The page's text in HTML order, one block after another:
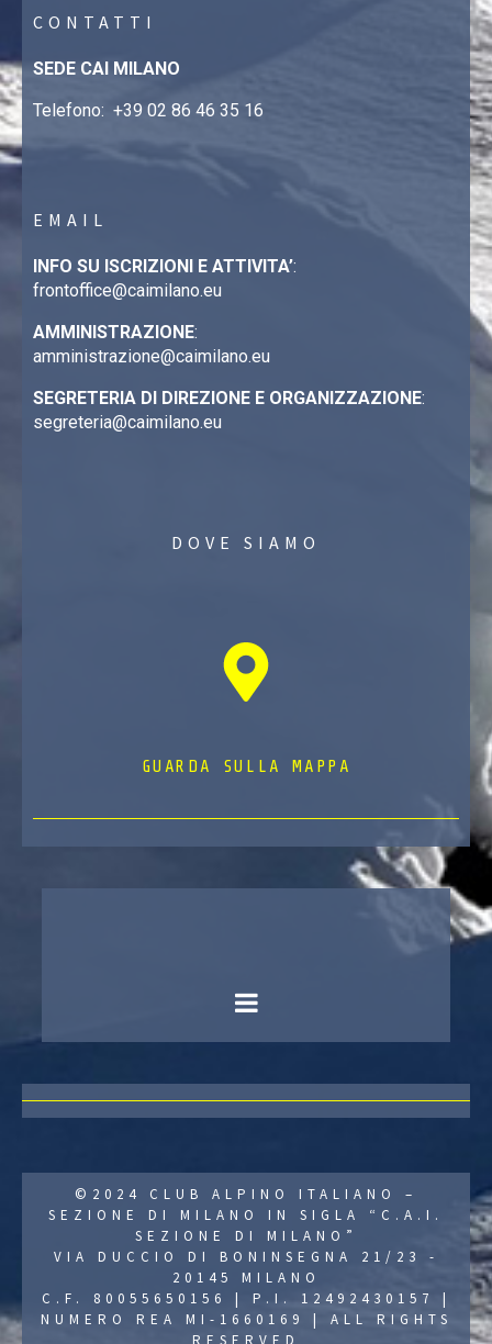
CONTATTI
SEDE CAI MILANO
Telefono: +39 02 86 46 35 16
EMAIL
INFO SU ISCRIZIONI E ATTIVITA’:
frontoffice@caimilano.eu
AMMINISTRAZIONE:
amministrazione@caimilano.eu
SEGRETERIA DI DIREZIONE E ORGANIZZAZIONE:
segreteria@caimilano.eu
DOVE SIAMO
GUARDA SULLA MAPPA
©2024 CLUB ALPINO ITALIANO –
SEZIONE DI MILANO IN SIGLA “C.A.I.
SEZIONE DI MILANO”
VIA DUCCIO DI BONINSEGNA 21/23 -
20145 MILANO
C.F. 80055650156 | P.I. 12492430157 |
NUMERO REA MI-1660169 | ALL RIGHTS
RESERVED